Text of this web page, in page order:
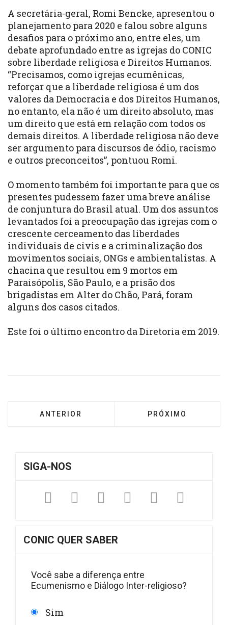
A secretária-geral, Romi Bencke, apresentou o
planejamento para 2020 e falou sobre alguns
desafios para o próximo ano, entre eles, um
debate aprofundado entre as igrejas do CONIC
sobre liberdade religiosa e Direitos Humanos.
“Precisamos, como igrejas ecumênicas,
reforçar que a liberdade religiosa é um dos
valores da Democracia e dos Direitos Humanos,
no entanto, ela não é um direito absoluto, mas
um direito que está em relação com todos os
demais direitos. A liberdade religiosa não deve
ser argumento para discursos de ódio, racismo
e outros preconceitos”, pontuou Romi.
O momento também foi importante para que os
presentes pudessem fazer uma breve análise
de conjuntura do Brasil atual. Um dos assuntos
levantados foi a preocupação das igrejas com o
crescente cerceamento das liberdades
individuais de civis e a criminalização dos
movimentos sociais, ONGs e ambientalistas. A
chacina que resultou em 9 mortos em
Paraisópolis, São Paulo, e a prisão dos
brigadistas em Alter do Chão, Pará, foram
alguns dos casos citados.
Este foi o último encontro da Diretoria em 2019.
ARTIGO ANTERIOR: NOTA DA SOCIEDADE
ANTERIOR PRÓXIMO ARTIGO:
PRÓXIMO
SIGA-NOS
FacebookTwitterInstagram
YouTube
Fickr
CONIC QUER SABER
Você sabe a diferença entre
Ecumenismo e Diálogo Inter-religioso?
Sim